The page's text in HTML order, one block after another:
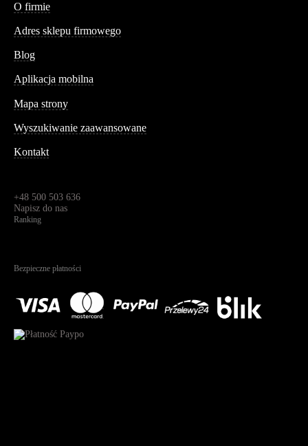
O firmie
Adres sklepu firmowego
Blog
Aplikacja mobilna
Mapa strony
Wyszukiwanie zaawansowane
Kontakt
+48 500 503 636
Napisz do nas
Ranking
Bezpieczne płatności